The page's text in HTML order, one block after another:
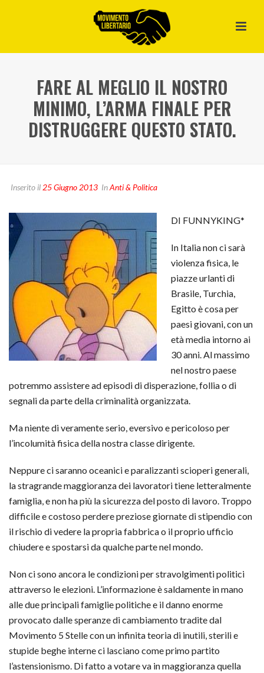
FARE AL MEGLIO IL NOSTRO
MINIMO, L’ARMA FINALE PER
DISTRUGGERE QUESTO STATO.
Inserito il 25 Giugno 2013 InAnti & Politica
DI FUNNYKING*
In Italia non ci sarà
violenza fisica, le
piazze urlanti di
Brasile, Turchia,
Egitto è cosa per
paesi giovani, con un
età media intorno ai
30 anni. Al massimo
nel nostro paese
potremmo assistere ad episodi di disperazione, follia o di
segnali da parte della criminalità organizzata.
Ma niente di veramente serio, eversivo e pericoloso per
l’incolumità fisica della nostra classe dirigente.
Neppure ci saranno oceanici e paralizzanti scioperi generali,
la stragrande maggioranza dei lavoratori tiene letteralmente
famiglia, e non ha più la sicurezza del posto di lavoro. Troppo
difficile e costoso perdere preziose giornate di stipendio con
il rischio di vedere la propria fabbrica o il proprio ufficio
chiudere e spostarsi da qualche parte nel mondo.
Non ci sono ancora le condizioni per stravolgimenti politici
attraverso le elezioni. L’informazione è saldamente in mano
alle due principali famiglie politiche e il danno enorme
provocato dalle speranze di cambiamento tradite dal
Movimento 5 Stelle con un infinita teoria di inutili, sterili e
stupide beghe interne ci lasciano come primo partito
l’astensionismo. Di fatto a votare va in maggioranza quella